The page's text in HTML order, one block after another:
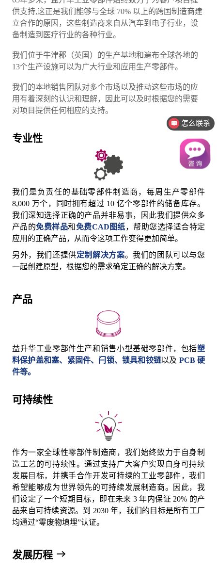
供支持,这正是我们能够与全球 70% 以上的跨国制造商建
立合作的原因，这些制造商来自从汽车到电子行业，设
备制造到医疗行业的各种行业。
我们位于牛津郡（英国）的生产基地和遍布全球各地的
13个生产设施可以为广大行业和应用生产零部件。
我们的本地销售团队对多个市场以及推动这些市场的应
用有着深刻的认识和理解，因此可以及时根据您的需要
对项目提供任何相应的支持。
专业性
我们是负责任的基础零部件制造商，每周生产零部件
8,000 万个，同时拥有超过 10 亿个零部件的储备库存。
我们深知选择正确的产品并非易事，因此我们提供众多
产品的免费样品和免费CAD图纸，帮助您选择适合特定
应用的正确产品，从而令这项工作变得更加简单。
另外，我们还提供定制解决方案。我们的团队可以与您
一起创建原型，根据您的需求确定正确的解决方案。
产品
益升华工业零部件生产和销售小型基础零部件，包括塑
料保护盖和塞、紧固件、闩锁、锁具和铰链以及 PCB 硬
件等。
可持续性
作为一家全球性零部件制造商，我们始终致力于自身制
造工艺的可持续性。通过支持广大客户实现自身可持续
发展目标，并携手合作开发可持续的工业零部件，我们
希望能够成为世界领先的可持续发展制造商。因此，我
们设定了一个短期目标，即在未来 3 年内保证 20% 的产
品来自可持续资源。到 2030 年，我们的目标是所有工厂
均通过“零废物填埋”认证。
发展历程
怎么联系